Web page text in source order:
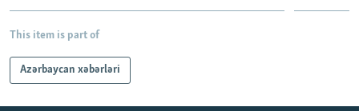
This item is part of
Azərbaycan xəbərləri